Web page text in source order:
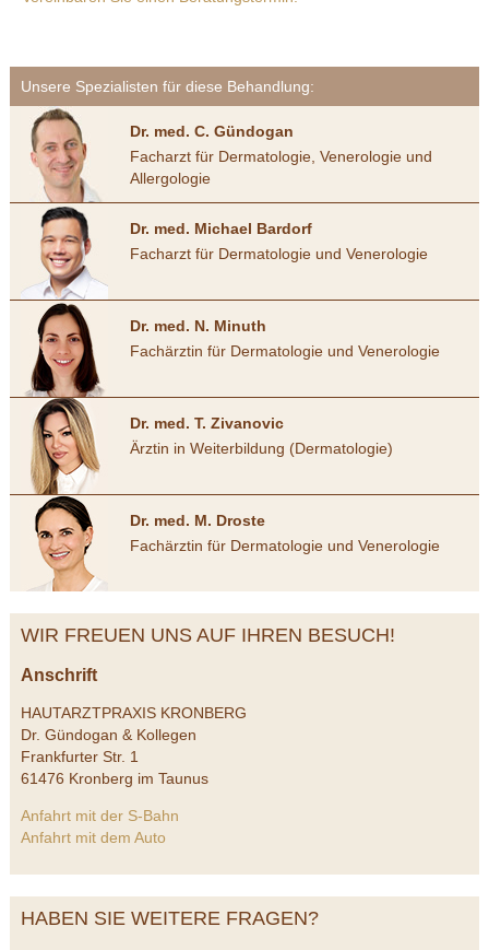
Unsere Spezialisten für diese Behandlung:
Dr. med. C. Gündogan
Facharzt für Dermatologie, Venerologie und
Allergologie
Dr. med. Michael Bardorf
Facharzt für Dermatologie und Venerologie
Dr. med. N. Minuth
Fachärztin für Dermatologie und Venerologie
Dr. med. T. Zivanovic
Ärztin in Weiterbildung (Dermatologie)
Dr. med. M. Droste
Fachärztin für Dermatologie und Venerologie
WIR FREUEN UNS AUF IHREN BESUCH!
Anschrift
HAUTARZTPRAXIS KRONBERG
Dr. Gündogan & Kollegen
Frankfurter Str. 1
61476 Kronberg im Taunus
Anfahrt mit der S-Bahn
Anfahrt mit dem Auto
HABEN SIE WEITERE FRAGEN?